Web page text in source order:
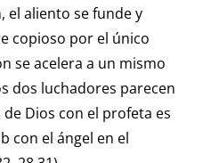
el aliento se funde y
copioso por el único
se acelera a un mismo
dos luchadores parecen
Dios con el profeta es
con el ángel en el